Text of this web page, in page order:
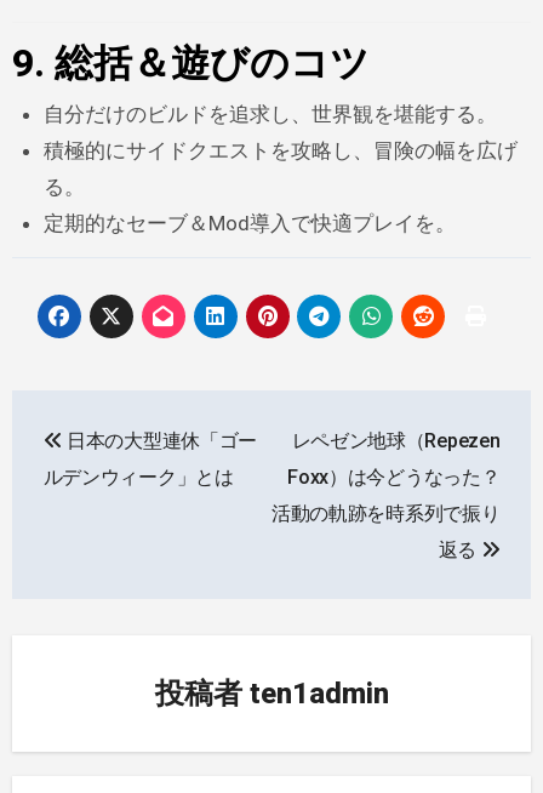
9. 総括＆遊びのコツ
自分だけのビルドを追求し、世界観を堪能する。
積極的にサイドクエストを攻略し、冒険の幅を広げ
る。
定期的なセーブ＆Mod導入で快適プレイを。
稿
ョ
日本の大型連休「ゴー
ルデンウィーク」とは
レペゼン地球（Repezen
Foxx）は今どうなった？
活動の軌跡を時系列で振り
返る
投稿者 ten1admin